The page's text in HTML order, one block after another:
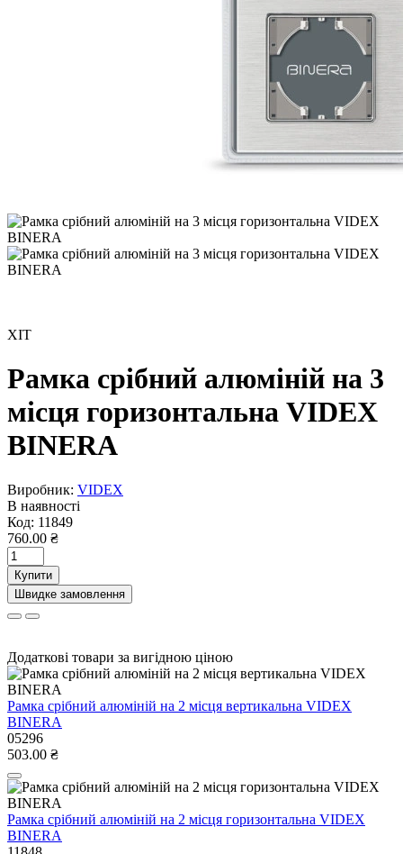
ХІТ
Рамка срібний алюміній на 3
місця горизонтальна VIDEX
BINERA
Виробник: VIDEX
В наявності
Код: 11849
760.00 ₴
Купити
Швидке замовлення
Додаткові товари за вигідною ціною
Рамка срібний алюміній на 2 місця вертикальна VIDEX
BINERA
05296
503.00 ₴
Рамка срібний алюміній на 2 місця горизонтальна VIDEX
BINERA